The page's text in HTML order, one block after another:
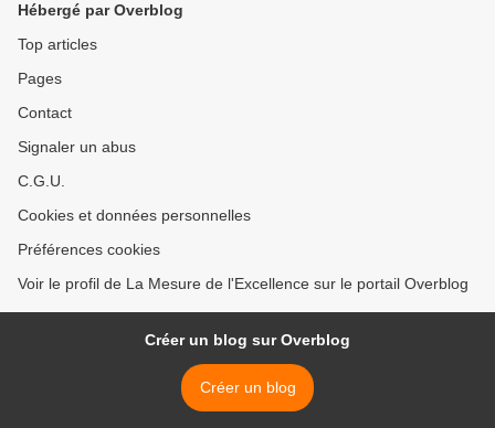
Hébergé par Overblog
Top articles
Pages
Contact
Signaler un abus
C.G.U.
Cookies et données personnelles
Préférences cookies
Voir le profil de La Mesure de l'Excellence sur le portail Overblog
Créer un blog sur Overblog
Créer un blog